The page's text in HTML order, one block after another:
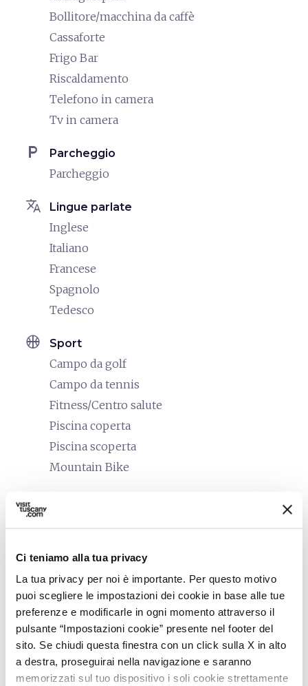
Ci teniamo alla tua privacy
La tua privacy per noi è importante. Per questo motivo
puoi scegliere le impostazioni dei cookie in base alle tue
preferenze e modificarle in ogni momento attraverso il
pulsante “Impostazioni cookie” presente nel footer del
sito. Se chiudi questa finestra con un click sulla X in alto
a destra, proseguirai nella navigazione e saranno
memorizzati sul tuo dispositivo i soli cookie strettamente
Bollitore/macchina da caffè
Cassaforte
Frigo Bar
Riscaldamento
Telefono in camera
Tv in camera
local_parking Parcheggio
Parcheggio
translate Lingue parlate
Inglese
Italiano
Francese
Spagnolo
Tedesco
sports_basketball Sport
Campo da golf
Campo da tennis
Fitness/Centro salute
Piscina coperta
Piscina scoperta
Mountain Bike
celebration
Escursioni di giornata sui sentieri
Giocare a golf
Percorsi a cavallo
Tour enogastronomici
Visite Guidate
accessible
Persone con esigenze speciali